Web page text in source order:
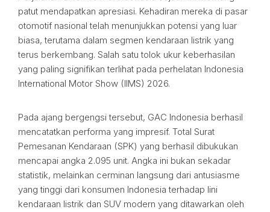
patut mendapatkan apresiasi. Kehadiran mereka di pasar
otomotif nasional telah menunjukkan potensi yang luar
biasa, terutama dalam segmen kendaraan listrik yang
terus berkembang. Salah satu tolok ukur keberhasilan
yang paling signifikan terlihat pada perhelatan Indonesia
International Motor Show (IIMS) 2026.
Pada ajang bergengsi tersebut, GAC Indonesia berhasil
mencatatkan performa yang impresif. Total Surat
Pemesanan Kendaraan (SPK) yang berhasil dibukukan
mencapai angka 2.095 unit. Angka ini bukan sekadar
statistik, melainkan cerminan langsung dari antusiasme
yang tinggi dari konsumen Indonesia terhadap lini
kendaraan listrik dan SUV modern yang ditawarkan oleh